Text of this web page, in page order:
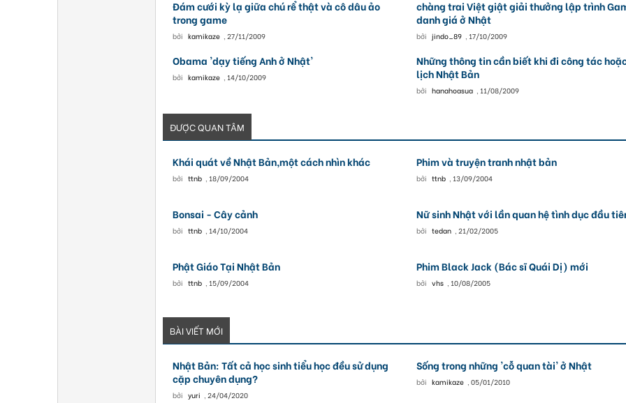
Đám cưới kỳ lạ giữa chú rể thật và cô dâu ảo
trong game
bởi kamikaze , 27/11/2009
chàng trai Việt giật giải thưởng lập trình
danh giá ở Nhật
bởi jindo_89 , 17/10/2009
Obama 'dạy tiếng Anh ở Nhật'
bởi kamikaze , 14/10/2009
Những thông tin cần biết khi đi công tác
lịch Nhật Bản
bởi hanahoasua , 11/08/2009
ĐƯỢC QUAN TÂM
Khái quát về Nhật Bản,một cách nhìn khác
bởi ttnb , 18/09/2004
Phim và truyện tranh nhật bản
bởi ttnb , 13/09/2004
Bonsai - Cây cảnh
bởi ttnb , 14/10/2004
Nữ sinh Nhật với lần quan hệ tình dục đầu
bởi tedan , 21/02/2005
Phật Giáo Tại Nhật Bản
bởi ttnb , 15/09/2004
Phim Black Jack (Bác sĩ Quái Dị) mới
bởi vhs , 10/08/2005
BÀI VIẾT MỚI
Nhật Bản: Tất cả học sinh tiểu học đều sử dụng
cặp chuyên dụng?
bởi yuri , 24/04/2020
Sống trong những 'cỗ quan tài' ở Nhật
bởi kamikaze , 05/01/2010